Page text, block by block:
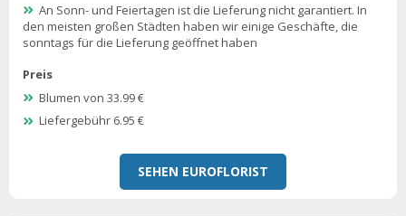
An Sonn- und Feiertagen ist die Lieferung nicht garantiert. In
den meisten großen Städten haben wir einige Geschäfte, die
sonntags für die Lieferung geöffnet haben
Preis
Blumen von 33.99 €
Liefergebühr 6.95 €
SEHEN EUROFLORIST